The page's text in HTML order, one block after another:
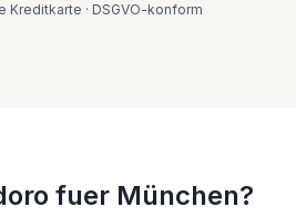
Kreditkarte · DSGVO-konform
fuer München?